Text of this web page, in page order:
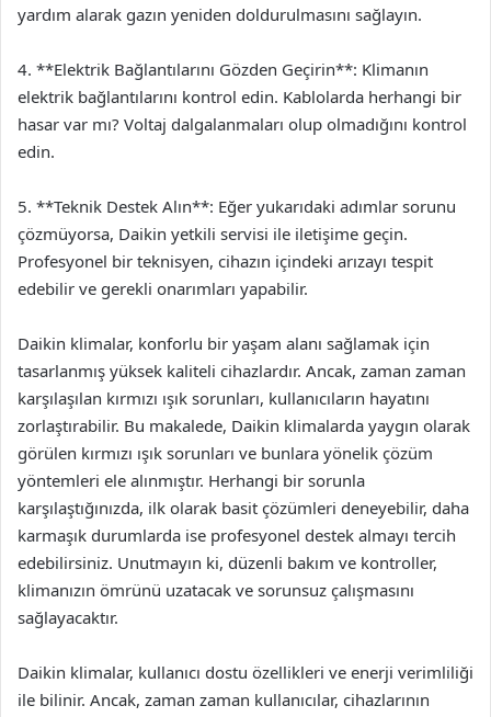
yardım alarak gazın yeniden doldurulmasını sağlayın.
4. **Elektrik Bağlantılarını Gözden Geçirin**: Klimanın
elektrik bağlantılarını kontrol edin. Kablolarda herhangi bir
hasar var mı? Voltaj dalgalanmaları olup olmadığını kontrol
edin.
5. **Teknik Destek Alın**: Eğer yukarıdaki adımlar sorunu
çözmüyorsa, Daikin yetkili servisi ile iletişime geçin.
Profesyonel bir teknisyen, cihazın içindeki arızayı tespit
edebilir ve gerekli onarımları yapabilir.
Daikin klimalar, konforlu bir yaşam alanı sağlamak için
tasarlanmış yüksek kaliteli cihazlardır. Ancak, zaman zaman
karşılaşılan kırmızı ışık sorunları, kullanıcıların hayatını
zorlaştırabilir. Bu makalede, Daikin klimalarda yaygın olarak
görülen kırmızı ışık sorunları ve bunlara yönelik çözüm
yöntemleri ele alınmıştır. Herhangi bir sorunla
karşılaştığınızda, ilk olarak basit çözümleri deneyebilir, daha
karmaşık durumlarda ise profesyonel destek almayı tercih
edebilirsiniz. Unutmayın ki, düzenli bakım ve kontroller,
klimanızın ömrünü uzatacak ve sorunsuz çalışmasını
sağlayacaktır.
Daikin klimalar, kullanıcı dostu özellikleri ve enerji verimliliği
ile bilinir. Ancak, zaman zaman kullanıcılar, cihazlarının